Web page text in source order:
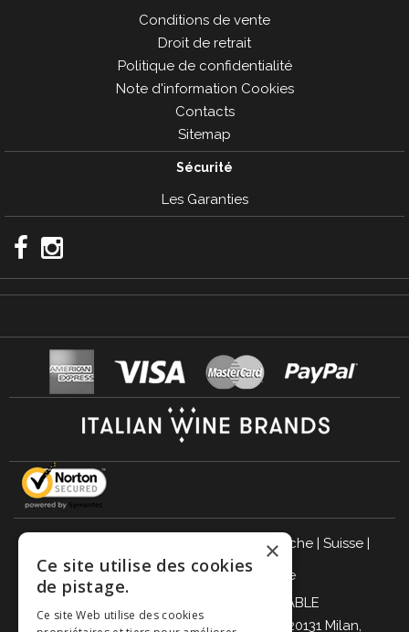
Conditions de vente
Droit de retrait
Politique de confidentialité
Note d'information Cookies
Contacts
Sitemap
Sécurité
Les Garanties
Autriche| Suisse|
Pays-Bas|France|Belgique
BUVEZ DE MANIÈRE RESPONSABLE
Giordano Vini S.p.A. Viale Abruzzi 94, 20131 Milan,
×
Ce site utilise des cookies
de pistage.
Ce site Web utilise des cookies